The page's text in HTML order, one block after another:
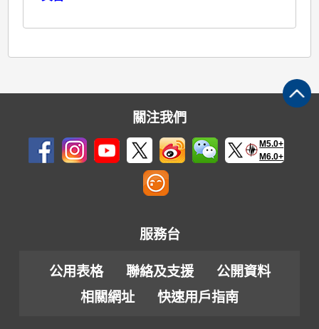
關注我們
M5.0+
M6.0+
服務台
公用表格 聯絡及支援
公開資料
相關網址
快速用戶指南